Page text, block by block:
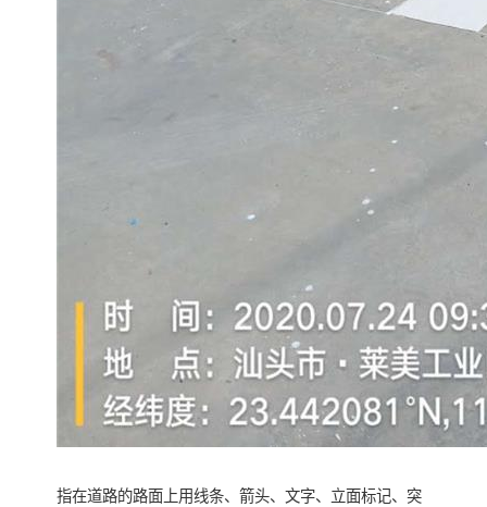
指在道路的路面上用线条、箭头、文字、立面标记、突